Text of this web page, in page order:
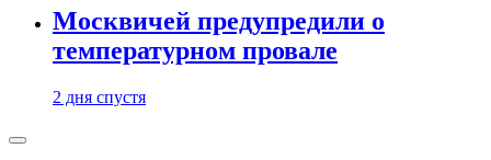
Москвичей предупредили о
температурном провале
2 дня спустя